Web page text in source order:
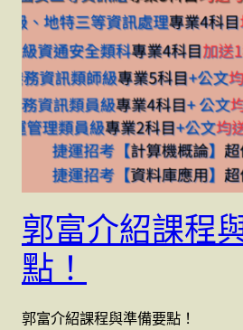
郭富介紹課程
點！
郭富介紹課程與準備要點！